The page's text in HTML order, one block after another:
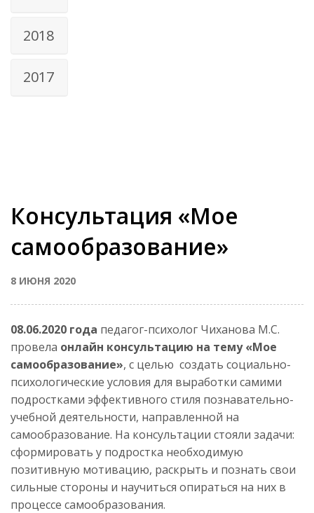
2018
2017
Консультация «Мое
самообразование»
8 ИЮНЯ 2020
08.06.2020 года педагог-психолог Чиханова М.С.
провела онлайн консультацию на тему «Мое
самообразование», с целью создать социально-
психологические условия для выработки самими
подростками эффективного стиля познавательно-
учебной деятельности, направленной на
самообразование. На консультации стояли задачи:
сформировать у подростка необходимую
позитивную мотивацию, раскрыть и познать свои
сильные стороны и научиться опираться на них в
процессе самообразования.